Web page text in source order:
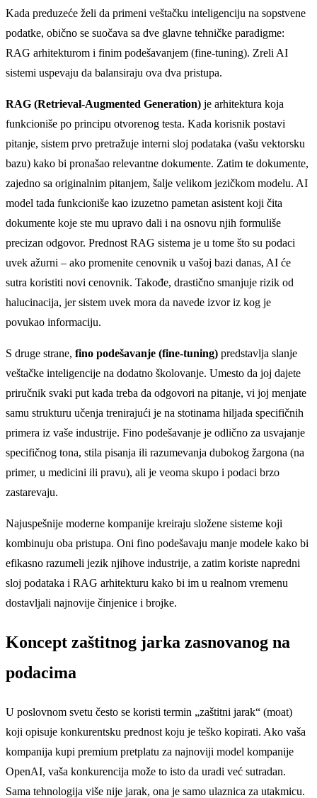
Kada preduzeće želi da primeni veštačku inteligenciju na sopstvene
podatke, obično se suočava sa dve glavne tehničke paradigme:
RAG arhitekturom i finim podešavanjem (fine-tuning). Zreli AI
sistemi uspevaju da balansiraju ova dva pristupa.
RAG (Retrieval-Augmented Generation) je arhitektura koja
funkcioniše po principu otvorenog testa. Kada korisnik postavi
pitanje, sistem prvo pretražuje interni sloj podataka (vašu vektorsku
bazu) kako bi pronašao relevantne dokumente. Zatim te dokumente,
zajedno sa originalnim pitanjem, šalje velikom jezičkom modelu. AI
model tada funkcioniše kao izuzetno pametan asistent koji čita
dokumente koje ste mu upravo dali i na osnovu njih formuliše
precizan odgovor. Prednost RAG sistema je u tome što su podaci
uvek ažurni – ako promenite cenovnik u vašoj bazi danas, AI će
sutra koristiti novi cenovnik. Takođe, drastično smanjuje rizik od
halucinacija, jer sistem uvek mora da navede izvor iz kog je
povukao informaciju.
S druge strane, fino podešavanje (fine-tuning) predstavlja slanje
veštačke inteligencije na dodatno školovanje. Umesto da joj dajete
priručnik svaki put kada treba da odgovori na pitanje, vi joj menjate
samu strukturu učenja trenirajući je na stotinama hiljada specifičnih
primera iz vaše industrije. Fino podešavanje je odlično za usvajanje
specifičnog tona, stila pisanja ili razumevanja dubokog žargona (na
primer, u medicini ili pravu), ali je veoma skupo i podaci brzo
zastarevaju.
Najuspešnije moderne kompanije kreiraju složene sisteme koji
kombinuju oba pristupa. Oni fino podešavaju manje modele kako bi
efikasno razumeli jezik njihove industrije, a zatim koriste napredni
sloj podataka i RAG arhitekturu kako bi im u realnom vremenu
dostavljali najnovije činjenice i brojke.
Koncept zaštitnog jarka zasnovanog na
podacima
U poslovnom svetu često se koristi termin „zaštitni jarak“ (moat)
koji opisuje konkurentsku prednost koju je teško kopirati. Ako vaša
kompanija kupi premium pretplatu za najnoviji model kompanije
OpenAI, vaša konkurencija može to isto da uradi već sutradan.
Sama tehnologija više nije jarak, ona je samo ulaznica za utakmicu.